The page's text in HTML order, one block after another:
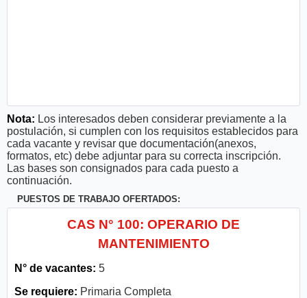
Nota: Los interesados deben considerar previamente a la
postulación, si cumplen con los requisitos establecidos para
cada vacante y revisar que documentación(anexos,
formatos, etc) debe adjuntar para su correcta inscripción.
Las bases son consignados para cada puesto a
continuación.
PUESTOS DE TRABAJO OFERTADOS:
CAS N° 100: OPERARIO DE
MANTENIMIENTO
N° de vacantes: 5
Se requiere: Primaria Completa